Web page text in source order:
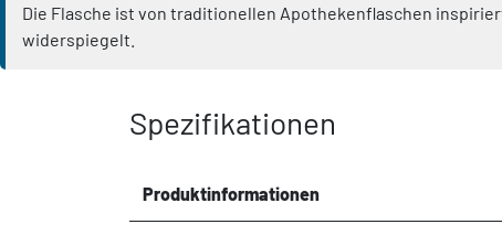
Die Flasche ist von traditionellen Apothekenflaschen
widerspiegelt.
Spezifikationen
Produktinformationen